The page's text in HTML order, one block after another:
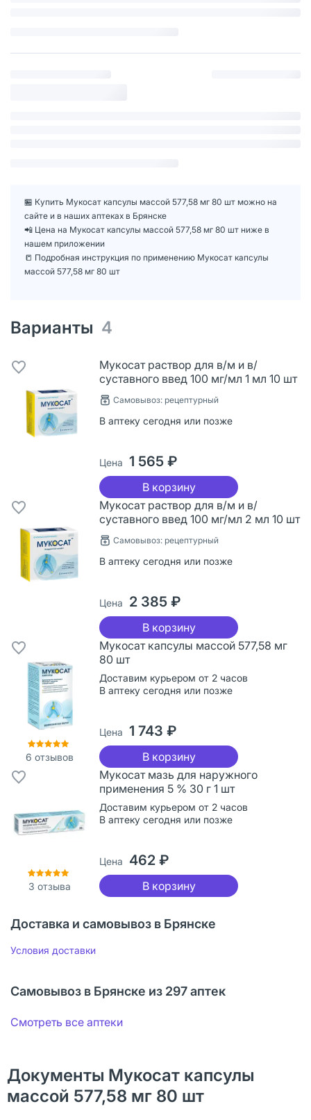
🏪 Купить Мукосат капсулы массой 577,58 мг 80 шт можно на
сайте и в наших аптеках в Брянске
📲 Цена на Мукосат капсулы массой 577,58 мг 80 шт ниже в
нашем приложении
📒 Подробная инструкция по применению Мукосат капсулы
массой 577,58 мг 80 шт
Варианты 4
Мукосат раствор для в/м и в/
суставного введ 100 мг/мл 1 мл 10 шт
Самовывоз: рецептурный
В аптеку сегодня или позже
Цена 1 565 ₽
В корзину
Мукосат раствор для в/м и в/
суставного введ 100 мг/мл 2 мл 10 шт
Самовывоз: рецептурный
В аптеку сегодня или позже
Цена 2 385 ₽
В корзину
6 отзывов
Мукосат капсулы массой 577,58 мг
80 шт
Доставим курьером от 2 часов
В аптеку сегодня или позже
Цена 1 743 ₽
В корзину
3 отзыва
Мукосат мазь для наружного
применения 5 % 30 г 1 шт
Доставим курьером от 2 часов
В аптеку сегодня или позже
Цена 462 ₽
В корзину
Доставка и самовывоз в Брянске
Условия доставки
Самовывоз в Брянске из 297 аптек
Смотреть все аптеки
Документы Мукосат капсулы
массой 577,58 мг 80 шт